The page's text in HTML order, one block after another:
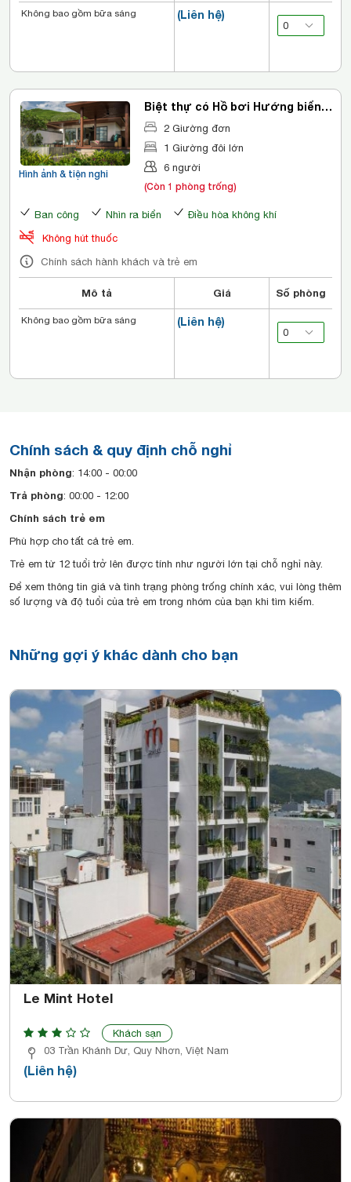
(Liên hệ)
Không bao gồm bữa sáng
Hình ảnh & tiện nghi
Biệt thự có Hồ bơi Hướng biển
Anantara
2 Giường đơn
1 Giường đôi lớn
6 người
(Còn 1 phòng trống)
Ban công Nhìn ra biển
Điều hòa không khí
Không hút thuốc
Chính sách hành khách và trẻ em
Mô tả Giá Số phòng
(Liên hệ)
Không bao gồm bữa sáng
Chính sách & quy định chỗ nghỉ
Nhận phòng: 14:00 - 00:00
Trả phòng: 00:00 - 12:00
Chính sách trẻ em
Phù hợp cho tất cả trẻ em.
Trẻ em từ 12 tuổi trở lên được tính như người lớn tại chỗ nghỉ này.
Để xem thông tin giá và tình trạng phòng trống chính xác, vui lòng thêm
số lượng và độ tuổi của trẻ em trong nhóm của bạn khi tìm kiếm.
Những gợi ý khác dành cho bạn
Le Mint Hotel
Khách sạn
03 Trần Khánh Dư, Quy Nhơn, Việt Nam
(Liên hệ)